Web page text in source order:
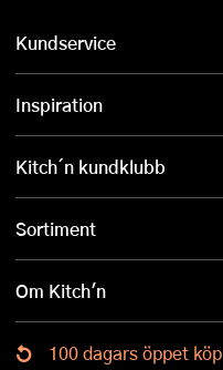
Kundservice
Inspiration
Kitch´n kundklubb
Sortiment
Om Kitch'n
100 dagars öppet köp